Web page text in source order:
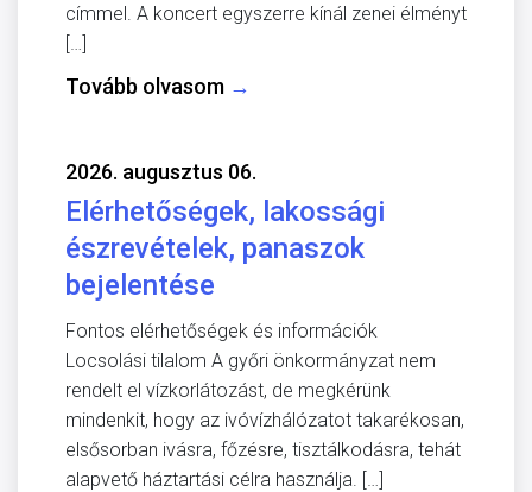
címmel. A koncert egyszerre kínál zenei élményt
[…]
Tovább olvasom →
2026. augusztus 06.
Elérhetőségek, lakossági
észrevételek, panaszok
bejelentése
Fontos elérhetőségek és információk
Locsolási tilalom A győri önkormányzat nem
rendelt el vízkorlátozást, de megkérünk
mindenkit, hogy az ivóvízhálózatot takarékosan,
elsősorban ivásra, főzésre, tisztálkodásra, tehát
alapvető háztartási célra használja. […]